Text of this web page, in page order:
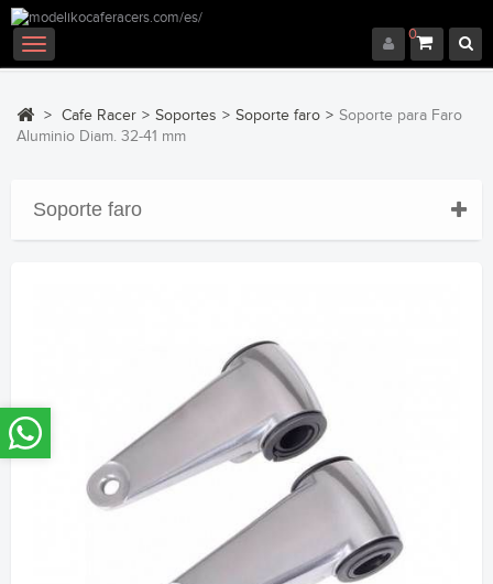
0
Navegación
Toggle
> Cafe Racer > Soportes > Soporte faro > Soporte para Faro
Aluminio Diam. 32-41 mm
Soporte faro